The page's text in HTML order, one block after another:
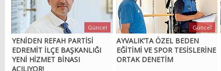
YENİDEN REFAH PARTİSİ
EDREMİT İLÇE BAŞKANLIĞI
YENİ HİZMET BİNASI
AÇILIYOR!
Güncel
AYVALIK’TA ÖZEL BEDEN
EĞİTİMİ VE SPOR TESİSLERİNE
ORTAK DENETİM
Güncel